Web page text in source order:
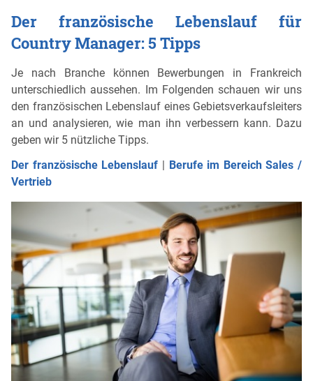
Der französische Lebenslauf für
Country Manager: 5 Tipps
Je nach Branche können Bewerbungen in Frankreich
unterschiedlich aussehen. Im Folgenden schauen wir uns
den französischen Lebenslauf eines Gebietsverkaufsleiters
an und analysieren, wie man ihn verbessern kann. Dazu
geben wir 5 nützliche Tipps.
Der französische Lebenslauf | Berufe im Bereich Sales /
Vertrieb